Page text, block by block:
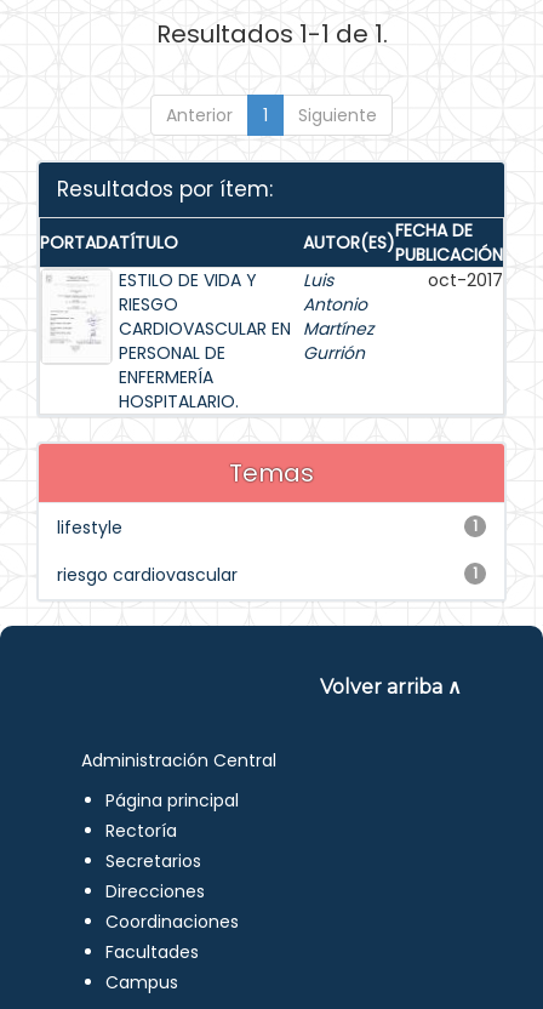
Resultados 1-1 de 1.
Anterior 1 Siguiente
Resultados por ítem:
PORTADATÍTULO AUTOR(ES)FECHA DE
PUBLICACIÓN
ESTILO DE VIDA Y
RIESGO
CARDIOVASCULAR EN
PERSONAL DE
ENFERMERÍA
HOSPITALARIO.
Luis
Antonio
Martínez
Gurrión
oct-2017
Temas
1
lifestyle
1
riesgo cardiovascular
Volver arriba ∧
Administración Central
Página principal
Rectoría
Secretarios
Direcciones
Coordinaciones
Facultades
Campus